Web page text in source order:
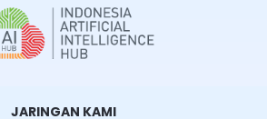
JARINGAN KAMI